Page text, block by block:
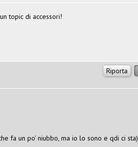
topic di accessori!
Riporta
fa un po' niubbo, ma io lo sono e qdi ci sta)